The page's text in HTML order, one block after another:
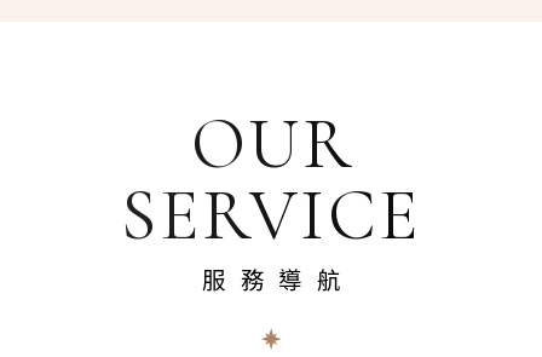
OUR
SERVICE
服務導航